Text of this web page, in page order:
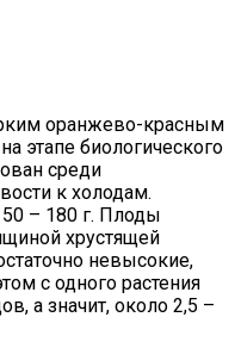
оранжево-красным
этапе биологического
среди
к холодам.
– 180 г. Плоды
хрустящей
невысокие,
с одного растения
а значит, около 2,5 –